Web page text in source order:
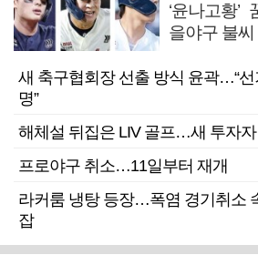
‘윤나고황
을야구 불
새 축구협회장 선출 방식 윤곽…“
명”
해체설 뒤집은 LIV 골프…새 투자자
프로야구 취소…11일부터 재개
라커룸 냉탕 등장…폭염 경기취소
잡